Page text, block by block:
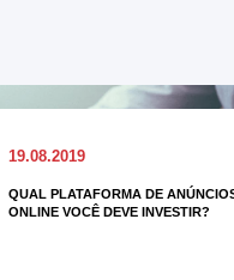
19.08.2019
QUAL PLATAFORMA DE
ONLINE VOCÊ DEVE INVESTIR?